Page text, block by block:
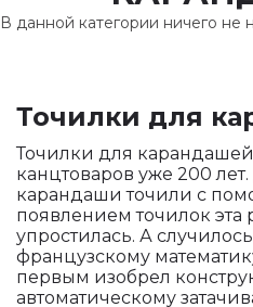
В данной категории ничего не
Точилки для
Точилки для
канцтоваров уже 200
карандаши точили с
появлением точилок эта
упростилась. А
французскому
первым изобрел
автоматическому